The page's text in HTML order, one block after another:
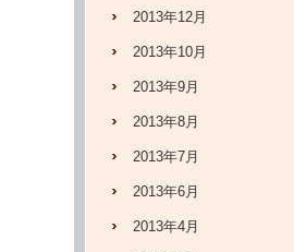
2013年12月
2013年10月
2013年9月
2013年8月
2013年7月
2013年6月
2013年4月